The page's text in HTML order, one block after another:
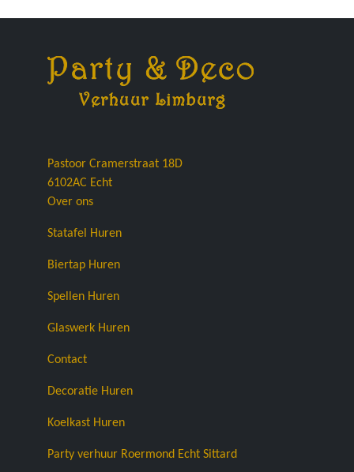
Pastoor Cramerstraat 18D
6102AC Echt
Over ons
Statafel Huren
Biertap Huren
Spellen Huren
Glaswerk Huren
Contact
Decoratie Huren
Koelkast Huren
Party verhuur Roermond Echt Sittard